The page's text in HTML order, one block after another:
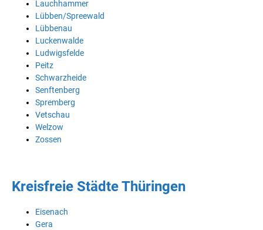
Lauchhammer
Lübben/Spreewald
Lübbenau
Luckenwalde
Ludwigsfelde
Peitz
Schwarzheide
Senftenberg
Spremberg
Vetschau
Welzow
Zossen
Kreisfreie Städte Thüringen
Eisenach
Gera